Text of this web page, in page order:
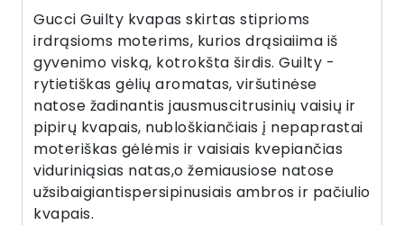
Gucci Guilty kvapas skirtas stiprioms
irdrąsioms moterims, kurios drąsiaiima iš
gyvenimo viską, kotrokšta širdis. Guilty -
rytietiškas gėlių aromatas, viršutinėse
natose žadinantis jausmuscitrusinių vaisių ir
pipirų kvapais, nubloškiančiais į nepaprastai
moteriškas gėlėmis ir vaisiais kvepiančias
viduriniąsias natas,o žemiausiose natose
užsibaigiantispersipinusiais ambros ir pačiulio
kvapais.